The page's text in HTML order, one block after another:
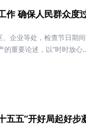
作 确保人民群众度
企业等处，检查节日期
重要论述，以“时时放心
五五”开好局起好步